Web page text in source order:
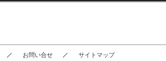
お問い合せ サイトマップ